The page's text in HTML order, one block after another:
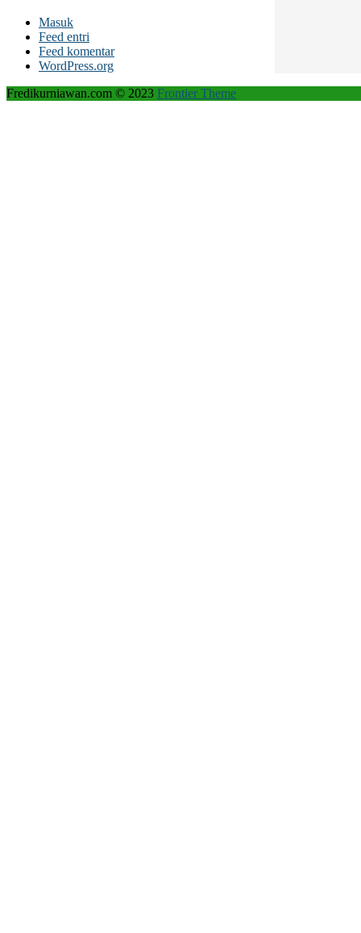
Masuk
Feed entri
Feed komentar
WordPress.org
Fredikurniawan.com © 2023 Frontier Theme